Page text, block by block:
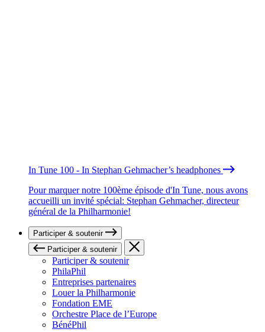
In Tune 100 - In Stephan Gehmacher’s headphones
Pour marquer notre 100ème épisode d'In Tune, nous avons
accueilli un invité spécial: Stephan Gehmacher, directeur
général de la Philharmonie!
Participer & soutenir
Participer & soutenir
Participer & soutenir
PhilaPhil
Entreprises partenaires
Louer la Philharmonie
Fondation EME
Orchestre Place de l’Europe
BénéPhil